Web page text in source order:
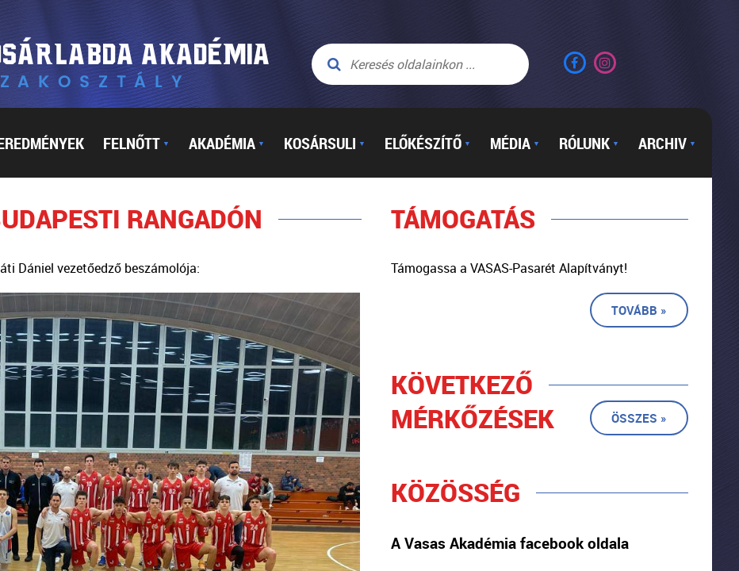
FELNŐTT ▼ AKADÉMIA ▼ KOSÁRSULI ▼ ELŐKÉSZÍTŐ ▼ MÉDIA ▼ RÓLUNK ▼ ARCHIV ▼
RANGADÓN
Dániel vezetőedző beszámolója:
TÁMOGATÁS
Támogassa a VASAS-Pasarét Alapítványt!
TOVÁBB »
KÖVETKEZŐ
MÉRKŐZÉSEK
ÖSSZES »
KÖZÖSSÉG
A Vasas Akadémia facebook oldala